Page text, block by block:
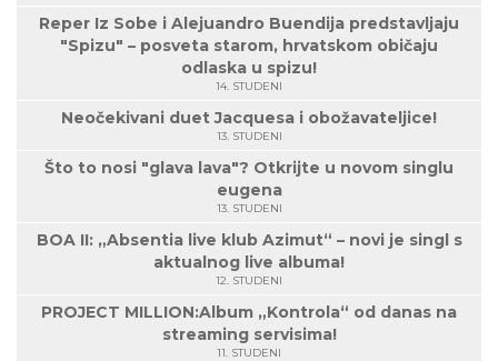
Reper Iz Sobe i Alejuandro Buendija predstavljaju
"Spizu" – posveta starom, hrvatskom običaju
odlaska u spizu!
14. STUDENI
Neočekivani duet Jacquesa i obožavateljice!
13. STUDENI
Što to nosi "glava lava"? Otkrijte u novom singlu
eugena
13. STUDENI
BOA II: „Absentia live klub Azimut“ – novi je singl s
aktualnog live albuma!
12. STUDENI
PROJECT MILLION:Album „Kontrola“ od danas na
streaming servisima!
11. STUDENI